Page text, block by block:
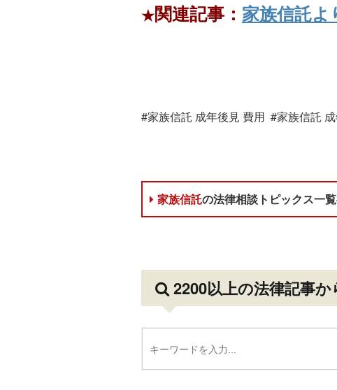
★関連記事： 家族信託
#家族信託 成年後見 費用 #家族信託
家族信託の法律相談トピックス一
2200以上の法律記事か